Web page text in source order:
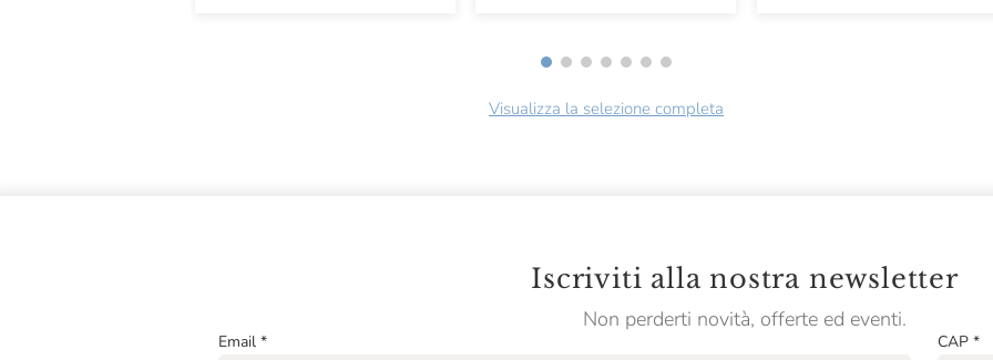
Visualizza la selezione completa
Iscriviti alla nostra newsletter
Non perderti novità, offerte ed eventi.
Email * CAP *